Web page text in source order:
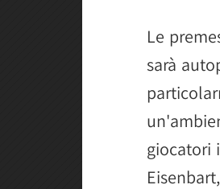
Le
sarà
giocatori